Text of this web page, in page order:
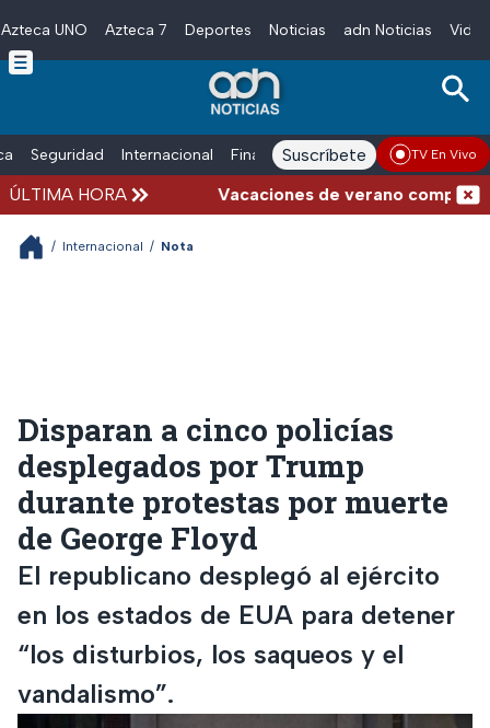
Skip to main content
Azteca UNO Azteca 7 Deportes Noticias adn Noticias
Seguridad Internacional Finanzas adn Noticias Radio
Suscríbete TV En Vivo
ÚLTIMA HORA Vacaciones de verano
/ Internacional / Nota
Disparan a cinco policías
desplegados por Trump
durante protestas por muerte
de George Floyd
El republicano desplegó al ejército
en los estados de EUA para detener
“los disturbios, los saqueos y el
vandalismo”.